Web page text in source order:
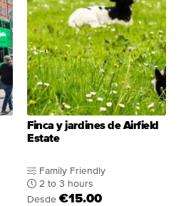
Finca y jardines de Airfield
Estate
Family Friendly
2 to 3 hours
Desde €15.00